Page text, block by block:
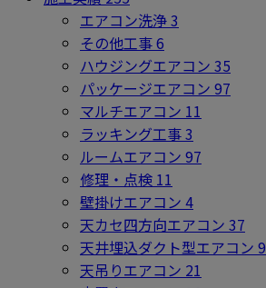
エアコン洗浄3
その他工事6
ハウジングエアコン 35
パッケージエアコン 97
マルチエアコン 11
ラッキング工事3
ルームエアコン 97
修理・点検 11
壁掛けエアコン 4
天カセ四方向エアコン 37
天井埋込ダクト型エアコン 9
天吊りエアコン 21